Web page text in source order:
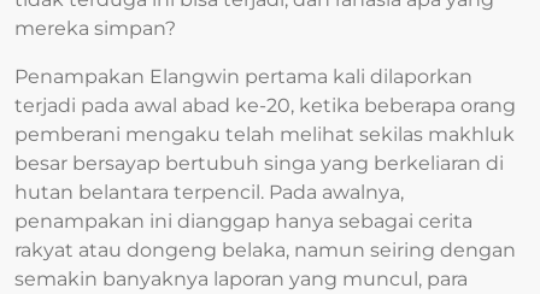
mereka simpan?
Penampakan Elangwin pertama kali dilaporkan
terjadi pada awal abad ke-20, ketika beberapa orang
pemberani mengaku telah melihat sekilas makhluk
besar bersayap bertubuh singa yang berkeliaran di
hutan belantara terpencil. Pada awalnya,
penampakan ini dianggap hanya sebagai cerita
rakyat atau dongeng belaka, namun seiring dengan
semakin banyaknya laporan yang muncul, para